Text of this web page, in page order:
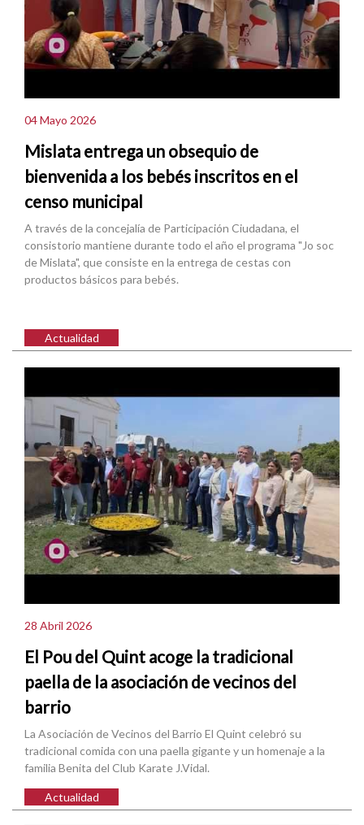
04 Mayo 2026
Mislata entrega un obsequio de
bienvenida a los bebés inscritos en el
censo municipal
A través de la concejalía de Participación Ciudadana, el
consistorio mantiene durante todo el año el programa "Jo soc
de Mislata", que consiste en la entrega de cestas con
productos básicos para bebés.
Actualidad
28 Abril 2026
El Pou del Quint acoge la tradicional
paella de la asociación de vecinos del
barrio
La Asociación de Vecinos del Barrio El Quint celebró su
tradicional comida con una paella gigante y un homenaje a la
familia Benita del Club Karate J.Vidal.
Actualidad